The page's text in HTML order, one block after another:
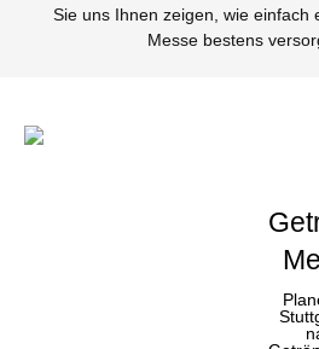
Sie uns Ihnen zeigen, wie einfach
Messe bestens